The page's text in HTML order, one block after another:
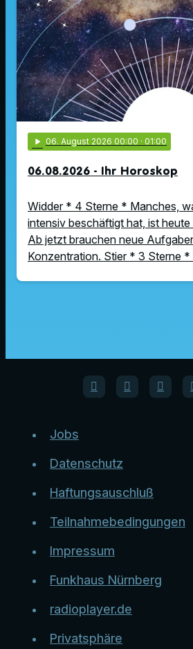
play_arrow 06. August 2026 00:00 · 01:00
06.08.2026 - Ihr Horoskop
Widder * 4 Sterne * Manches,
intensiv beschäftigt hat, ist
Ab jetzt brauchen neue
Konzentration. Stier * 3 Sterne
Jobs
Datenschutz
Haftungsauschluß
Teilnahmebedingungen
Impressum
Funkhaus Nürnberg
radioplayer.de
Privatsphäre